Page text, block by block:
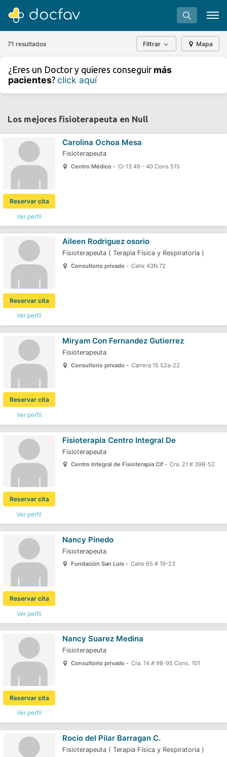
Buscar
¿Eres un doctor?
71 resultados Filtrar Mapa
¿Eres un Doctor y quieres conseguir más
pacientes? click aquí
Los mejores fisioterapeuta en Null
Ver perfil
Reservar cita
Carolina Ochoa Mesa
Fisioterapeuta
Centro Médico - Cr 13 49 - 40 Cons 515
Ver perfil
Reservar cita
Aileen Rodriguez osorio
Fisioterapeuta ( Terapia Física y Respiratoria )
Consultorio privado - Calle 43N 72
Ver perfil
Reservar cita
Miryam Con Fernandez Gutierrez
Fisioterapeuta
Consultorio privado - Carrera 15 52a-22
Ver perfil
Reservar cita
Fisioterapia Centro Integral De
Fisioterapeuta
Centro Integral de Fisioterapia Cif - Cra. 21 # 39B-52
Ver perfil
Reservar cita
Nancy Pinedo
Fisioterapeuta
Fundación San Luis - Calle 65 # 19-23
Ver perfil
Reservar cita
Nancy Suarez Medina
Fisioterapeuta
Consultorio privado - Cra. 14 # 98-95 Cons. 101
Rocio del Pilar Barragan C.
Fisioterapeuta ( Terapia Física y Respiratoria )
⇧
©
contributors.